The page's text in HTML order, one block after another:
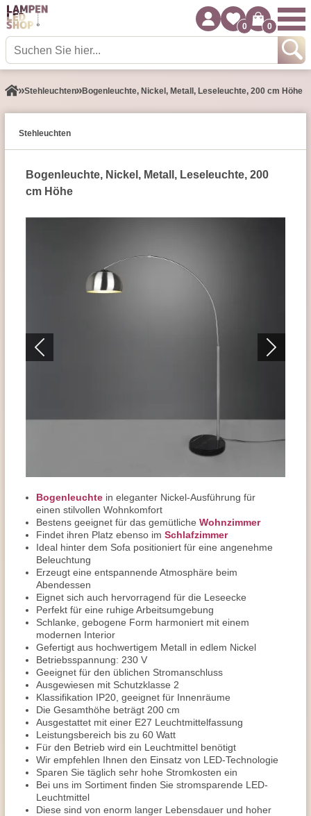
0 0
Stehleuchten Bogenleuchte, Nickel, Metall, Leseleuchte, 200 cm Höhe
Stehleuchten
Bogenleuchte, Nickel, Metall, Leseleuchte, 200
cm Höhe
Bogenleuchte in eleganter Nickel-Ausführung für
einen stilvollen Wohnkomfort
Bestens geeignet für das gemütliche Wohnzimmer
Findet ihren Platz ebenso im Schlafzimmer
Ideal hinter dem Sofa positioniert für eine angenehme
Beleuchtung
Erzeugt eine entspannende Atmosphäre beim
Abendessen
Eignet sich auch hervorragend für die Leseecke
Perfekt für eine ruhige Arbeitsumgebung
Schlanke, gebogene Form harmoniert mit einem
modernen Interior
Gefertigt aus hochwertigem Metall in edlem Nickel
Betriebsspannung: 230 V
Geeignet für den üblichen Stromanschluss
Ausgewiesen mit Schutzklasse 2
Klassifikation IP20, geeignet für Innenräume
Die Gesamthöhe beträgt 200 cm
Ausgestattet mit einer E27 Leuchtmittelfassung
Leistungsbereich bis zu 60 Watt
Für den Betrieb wird ein Leuchtmittel benötigt
Wir empfehlen Ihnen den Einsatz von LED-Technologie
Sparen Sie täglich sehr hohe Stromkosten ein
Bei uns im Sortiment finden Sie stromsparende LED-
Leuchtmittel
Diese sind von enorm langer Lebensdauer und hoher